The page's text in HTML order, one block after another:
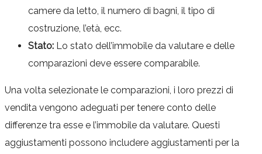
camere da letto, il numero di bagni, il tipo di
costruzione, l’età, ecc.
Stato: Lo stato dell’immobile da valutare e delle
comparazioni deve essere comparabile.
Una volta selezionate le comparazioni, i loro prezzi di
vendita vengono adeguati per tenere conto delle
differenze tra esse e l’immobile da valutare. Questi
aggiustamenti possono includere aggiustamenti per la